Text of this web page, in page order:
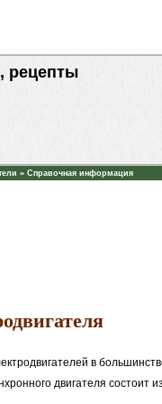
рецепты
» Справочная информация
в
двигателя